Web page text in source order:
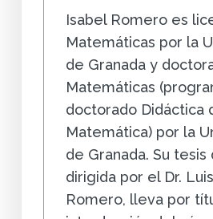
Isabel Romero es
Matemáticas por la
de Granada y
Matemáticas
doctorado Didáctica
Matemática) por la
de Granada. Su tesis
dirigida por el Dr.
Romero, lleva por